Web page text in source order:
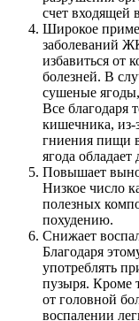
счет входящей
Широкое
заболеваний
избавиться от
болезней. В
сушеные
Все благодаря
кишечника, из-
гниения пищи
ягода
Повышает
Низкое число
полезных
похудению.
Снижает
Благодаря
употреблять
пузыря. Кроме
от головной
воспалении